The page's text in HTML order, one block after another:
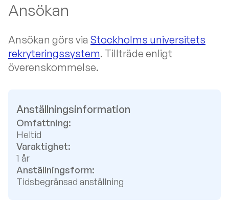
Ansökan
Ansökan görs via Stockholms universitets
rekryteringssystem. Tillträde enligt
överenskommelse.
Anställningsinformation
Omfattning:
Heltid
Varaktighet:
1 år
Anställningsform:
Tidsbegränsad anställning